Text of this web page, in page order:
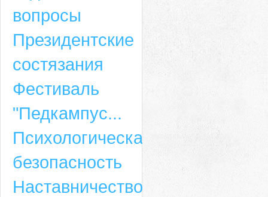
вопросы
Президентские
состязания
Фестиваль
"Педкампус...
Психологическая
безопасность
Наставничество